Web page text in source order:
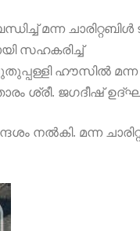
മന്ന ചാരിറ്റബിൾ
സഹകരിച്ച്
ഹൗസിൽ മന്ന
ശ്രീ. ജഗദീഷ്
മന്ന